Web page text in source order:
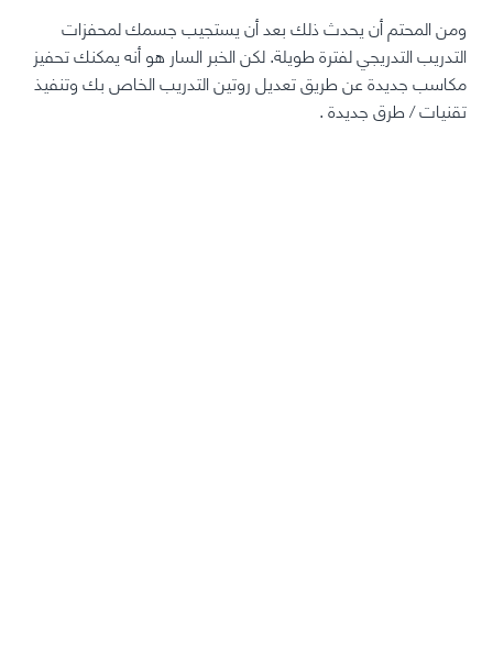
ومن المحتم أن يحدث ذلك بعد أن يستجيب جسمك لمحفزات
التدريب التدريجي لفترة طويلة. لكن الخبر السار هوأنه يمكنك تحفيز
مكاسب جديدة عن طريق تعديل روتين التدريب الخاص بك وتنفيذ
تقنيات / طرق جديدة.